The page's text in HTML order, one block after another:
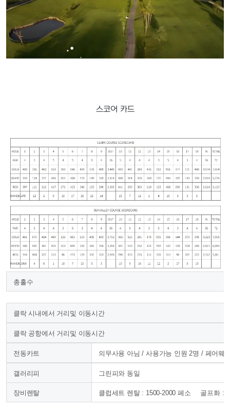
스코어 카드
총홀수
클락 시내에서 거리및 이동시간
클락 공항에서 거리및 이동시간
전동카트 의무사용 아님 / 사용가능 인원2명 / 페어웨
갤러리피 그린피와 동일
장비렌탈 클럽세트 렌탈 : 1500-2000 페소 골프화 :